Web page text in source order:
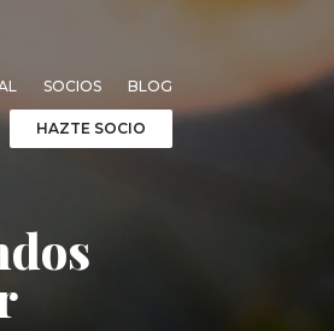
SOCIOS BLOG
HAZTE SOCIO